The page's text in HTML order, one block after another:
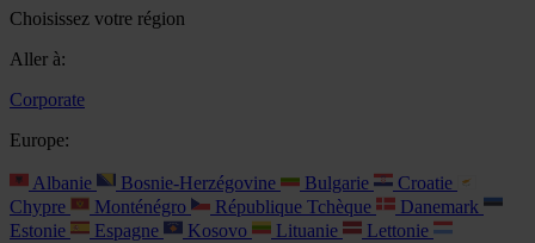
Choisissez votre région
Aller à:
Corporate
Europe:
Albanie Bosnie-Herzégovine Bulgarie
Croatie
Chypre
Monténégro République Tchèque
Danemark
Estonie
Espagne Kosovo Lituanie
Lettonie